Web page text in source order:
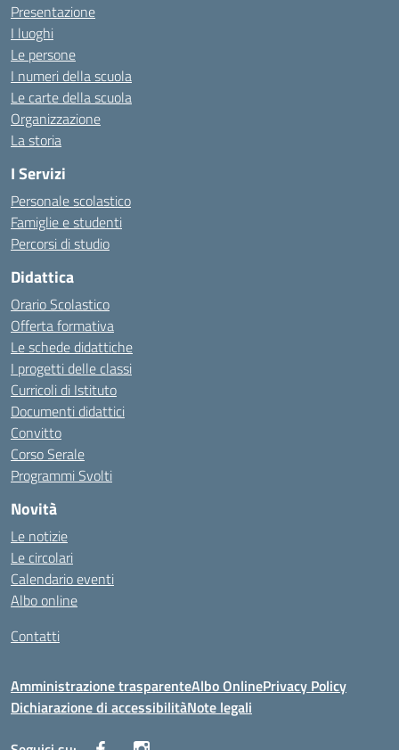
Presentazione
I luoghi
Le persone
I numeri della scuola
Le carte della scuola
Organizzazione
La storia
I Servizi
Personale scolastico
Famiglie e studenti
Percorsi di studio
Didattica
Orario Scolastico
Offerta formativa
Le schede didattiche
I progetti delle classi
Curricoli di Istituto
Documenti didattici
Convitto
Corso Serale
Programmi Svolti
Novità
Le notizie
Le circolari
Calendario eventi
Albo online
Contatti
Amministrazione trasparenteAlbo OnlinePrivacy Policy
Dichiarazione di accessibilitàNote legali